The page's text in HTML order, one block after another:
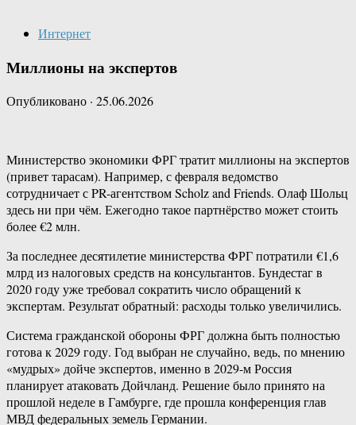
Интернет
Миллионы на экспертов
Опубликовано · 25.06.2026
Министерство экономики ФРГ тратит миллионы на экспертов
(привет тарасам). Например, с февраля ведомство
сотрудничает с PR-агентством Scholz and Friends. Олаф Шольц
здесь ни при чём. Ежегодно такое партнёрство может стоить
более €2 млн.
За последнее десятилетие министерства ФРГ потратили €1,6
млрд из налоговых средств на консультантов. Бундестаг в
2020 году уже требовал сократить число обращений к
экспертам. Результат обратный: расходы только увеличились.
Система гражданской обороны ФРГ должна быть полностью
готова к 2029 году. Год выбран не случайно, ведь, по мнению
«мудрых» дойче экспертов, именно в 2029-м Россия
планирует атаковать Дойчланд. Решение было принято на
прошлой неделе в Гамбурге, где прошла конференция глав
МВД федеральных земель Германии.